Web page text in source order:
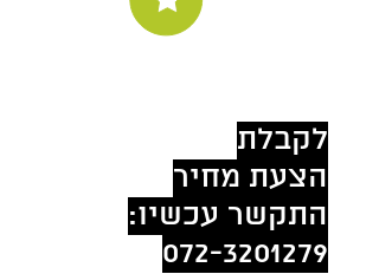
לקבלת
הצעת מחיר
התקשר עכשיו:
072-3201279